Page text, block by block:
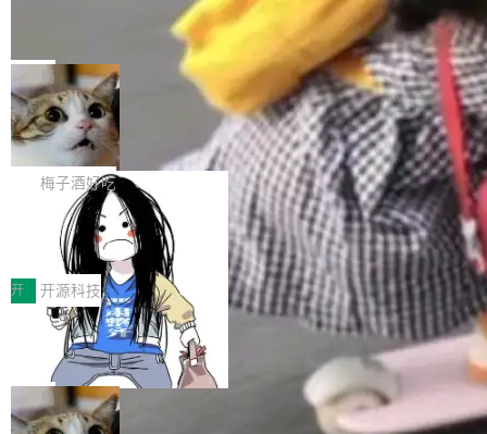
个独立于业务线程的全局通信引擎（Engine），
Coding 从个人辅助工具逐步走向团队级、组织
级应用，企业在规模化落地过程中，对安全性、
可控性和代码质量提出了更高要求。 首先是数据
安全与合规要求。对于大多数普通研发场景，公
有云模型能够满足快速试用和效率提升的需求。
但对于金融、能源、医疗等对数据安全要求较...
产品应用、支撑保障、专题等五大方向。深信服
AI算力网关（AI创新平台）成功入选！ 随着各行
各业的Agent走向规模化建设，算力构成形态逐
渐丰富，用户关注的重点也在发生变化：不只是
让AI用起来，还要进一步看清混合算力时代下，
Token花在哪里、算力是否被充分利用，以及持
续增长的AI成本该如何优化。 深信服AI算力网关
正是围绕这些实际问题，从Token治理和成本治
理两个方面，让用户的每一份算力都看得清、管
得住、用得稳、省得下、更安全！ 一、从现在开
始，Token使用一目...
Jeff Dean 离开 Google：一个时代的结
束，一个实验室的开始
Google 员工编号 20。MapReduce 作者之一。
Bigtable 作者之一。TensorFlow 的作者之一。
Gemini 的架构师。Google 首席科学家。 Jeff D
ean 在 Google 工作了 27 年后，宣布离职。 他
不是一个人走。一同离开的还有 Sanjay Ghema
wat（Google 员工编号 23，Jeff Dean 二十多
年的编程搭档，MapReduce 和 Bigtable 的共同
作者）、Quoc Le（Google 大脑核心成员，Se
q2Seq 和 DocAI 的共同发明人）以及 Oriol Vin
yals（Gemini 联合负责人，AlphaSta...
局
🔥 SolonCode v2026.8.4 发布：界面
字体可调、22 种语言、记忆搜索增强
打开终端就能上岗的全中文编码智能体，这一轮
把「看得清、用母语、记得住」三件事一次补
齐。 SolonCode 是什么 SolonCode 是杭州无
耳科技研发的企业级终端编码智能体——一位全
中文驱动的数字员工，自主理解需求、规划步
骤、编写代码。不挑模型、不挑平台，curl 一行
装完即用。 开源地址：Gitee · GitCode · GitHu
b 安装 支持 Java 8+（8~26）、macOS / Linu
x / Windows / Harmony PC。 # macOS / Linu
x / Harmony PC curl -fsSL https://solon.noea
r.org/solon...
梅子酒好吃
让“代码语义理解”深度释放AI Coding
价值潜能：华为云码道（CodeArts）
代码仓技术解析
一、代码仓深度理解技术的作用与价值 在软件工
程实践中，代码仓是企业核心知识资产的主要载
体。企业级代码仓库通常包含数十万乃至数百万
个文件，其规模远超单次模型调用可承载的上下
文窗口。随着项目规模的持续扩张与代码历史的
不断累积，代码仓中的模块关系、接口契约、业
务逻辑等关键信息往往分散于数十乃至数百个文
开 开源科技
一条“删库”命令跑 17 小时，算法工程
师删光 89TB 数据只为干私活
最高人民检察院8月4日公布了一起案件：北京一
名90后算法工程师王某，为了给自己接的私活腾
服务器空间，删光了公司AI游戏部门的全部核心
局